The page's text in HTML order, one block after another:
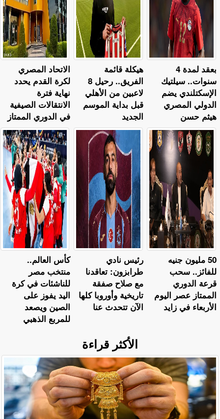
الاتحاد المصري
لكرة القدم يحدد
نهاية فترة
الانتقالات الصيفية
في الدوري الممتاز
هيكلة قائمة
الفريق.. رحيل 8
لاعبين من الأهلي
قبل بداية الموسم
الجديد
بعقد لمدة 4
سنوات.. سيلتيك
الإسكتلندي يضم
الدولي المصري
هيثم حسن
كأس العالم..
منتخب مصر
للناشئات في كرة
اليد يفوز على
الصين ويصعد
للمربع الذهبي
رئيس نادي
طرابزون: تعاقدنا
مع صلاح صفقة
تاريخية وأوروبا كلها
الآن تتحدث عنا
50 مليون جنيه
للفائز.. سحب
قرعة الدوري
الممتاز عصر اليوم
الأربعاء في زايد
الأكثر قراءة